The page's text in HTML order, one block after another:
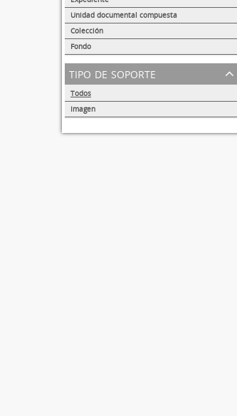
Unidad documental compuesta
Colección
Fondo
44
tipo de soporte
Todos
Imagen